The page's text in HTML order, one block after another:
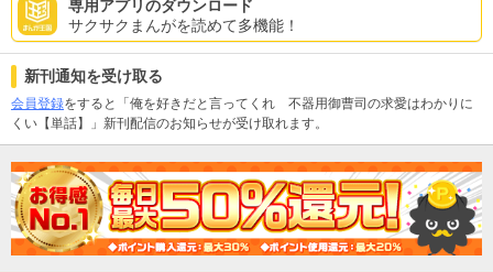
専用アプリのダウンロード
サクサクまんがを読めて多機能！
新刊通知を受け取る
会員登録をすると「俺を好きだと言ってくれ 不器用御曹司の求愛はわかりに
くい【単話】」新刊配信のお知らせが受け取れます。